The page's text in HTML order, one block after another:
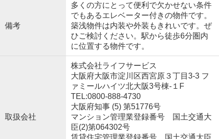
備考
多くの方にとって便利で欠かせない条件
でもあるエレベーター付きの物件です。
築浅物件は内装や外装もきれいです。ぜ
ひご検討ください。駅から徒歩6分圏内
に位置する物件です。
取扱会社
株式会社ライフサービス
大阪府大阪市淀川区西宮原３丁目3-3 フ
ァミールハイツ北大阪3号棟-１F
TEL:0800-888-4730
大阪府知事 (5) 第51776号
マンション管理業登録番号 国土交通大
臣(2)第064302号
賃貸住宅管理業登録番号 国土交通大臣